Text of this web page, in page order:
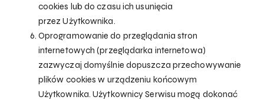
cookies lub do czasu ich usunięcia
przez Użytkownika.
Oprogramowanie do przeglądania stron
internetowych (przeglądarka internetowa)
zazwyczaj domyślnie dopuszcza przechowywanie
plików cookies w urządzeniu końcowym
Użytkownika. Użytkownicy Serwisu mogą dokonać